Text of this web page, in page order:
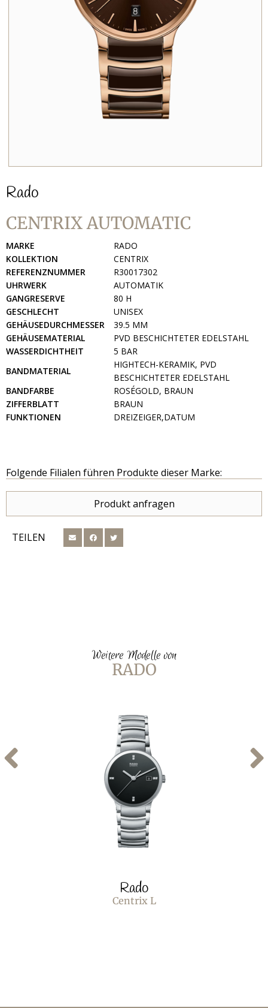
Rado
CENTRIX AUTOMATIC
MARKE
RADO
KOLLEKTION
CENTRIX
REFERENZNUMMER
R30017302
UHRWERK
AUTOMATIK
GANGRESERVE
80 H
GESCHLECHT
UNISEX
GEHÄUSEDURCHMESSER
39.5 MM
GEHÄUSEMATERIAL
PVD BESCHICHTETER EDELSTAHL
WASSERDICHTHEIT
5 BAR
BANDMATERIAL
HIGHTECH-KERAMIK, PVD
BESCHICHTETER EDELSTAHL
BANDFARBE
ROSÉGOLD, BRAUN
ZIFFERBLATT
BRAUN
FUNKTIONEN
DREIZEIGER,DATUM
Folgende Filialen führen Produkte dieser Marke:
Produkt anfragen
TEILEN
Weitere Modelle von
RADO
Rado
Centrix L